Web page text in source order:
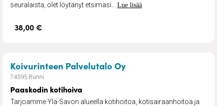
seuralaista, olet löytänyt etsimäsi... Lue lisää
38,00 €
Koivurinteen Palvelutalo Oy– Paaskodin kotihoiva
74595 Runni
Paaskodin kotihoiva
Tarjoamme Ylä-Savon alueella kotihoitoa, kotisairaanhoitoa ja